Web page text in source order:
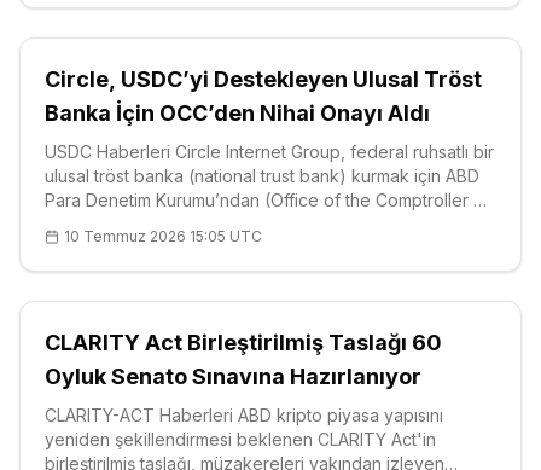
Hill'in kamuoy
Circle, USDC’yi Destekleyen Ulusal Tröst
Banka İçin OCC’den Nihai Onayı Aldı
USDC Haberleri Circle Internet Group, federal ruhsatlı bir
ulusal tröst banka (national trust bank) kurmak için ABD
Para Denetim Kurumu’ndan (Office of the Comptroller of
regüle dolar sabit para birimi (stablecoin) olan <a
href="http
10 Temmuz 2026 15:05 UTC
CLARITY Act Birleştirilmiş Taslağı 60
Oyluk Senato Sınavına Hazırlanıyor
CLARITY-ACT Haberleri ABD kripto piyasa yapısını
yeniden şekillendirmesi beklenen CLARITY Act'in
birleştirilmiş taslağı, müzakereleri yakından izleyen